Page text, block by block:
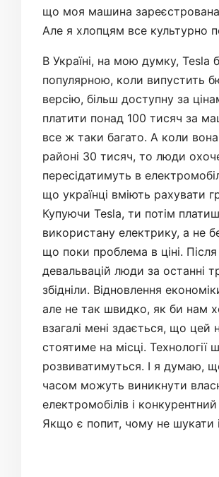
що моя машина зареєстрована
Але я хлопцям все культурно
В Україні, на мою думку, Tesla
популярною, коли випустить
версію, більш доступну за
платити понад 100 тисяч за
все ж таки багато. А коли
районі 30 тисяч, то люди
пересідатимуть в
що українці вміють рахувати
Купуючи Tesla, ти потім
використану електрику, а не
що поки проблема в ціні.
девальвацій люди за останні
збідніли. Відновлення
але не так швидко, як би нам
взагалі мені здається, що цей
стоятиме на місці. Технології
розвиватимуться. І я думаю,
часом можуть виникнути
електромобілів і
Якщо є попит, чому не шукати